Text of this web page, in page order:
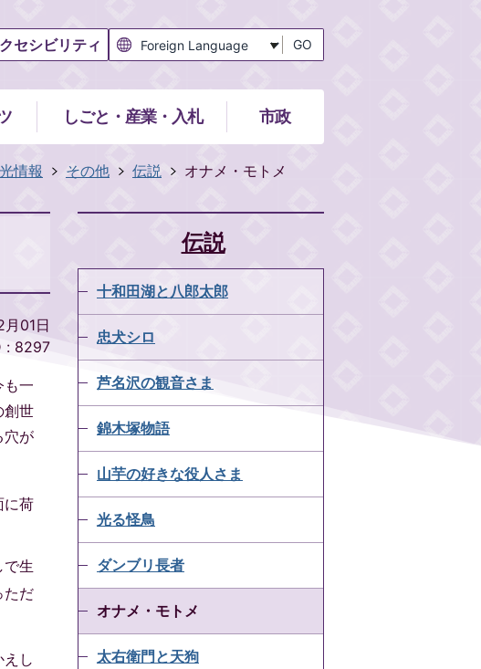
セシビリティ GO
しごと・産業・入札 市政
情報 その他 伝説 オナメ・モトメ
01日
: 8297
も一
創世
穴が
に荷
で生
ただ
し
伝説
十和田湖と八郎太郎
忠犬シロ
芦名沢の観音さま
錦木塚物語
山芋の好きな役人さま
光る怪鳥
ダンブリ長者
オナメ・モトメ
太右衛門と天狗